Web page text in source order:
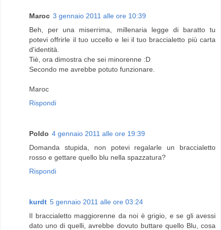
Maroc 3 gennaio 2011 alle ore 10:39
Beh, per una miserrima, millenaria legge di baratto tu
potevi offrirle il tuo uccello e lei il tuo braccialetto più carta
d'identità.
Tiè, ora dimostra che sei minorenne :D
Secondo me avrebbe potuto funzionare.
Maroc
Rispondi
Poldo 4 gennaio 2011 alle ore 19:39
Domanda stupida, non potevi regalarle un braccialetto
rosso e gettare quello blu nella spazzatura?
Rispondi
kurdt 5 gennaio 2011 alle ore 03:24
Il braccialetto maggiorenne da noi è grigio, e se gli avessi
dato uno di quelli, avrebbe dovuto buttare quello Blu, cosa